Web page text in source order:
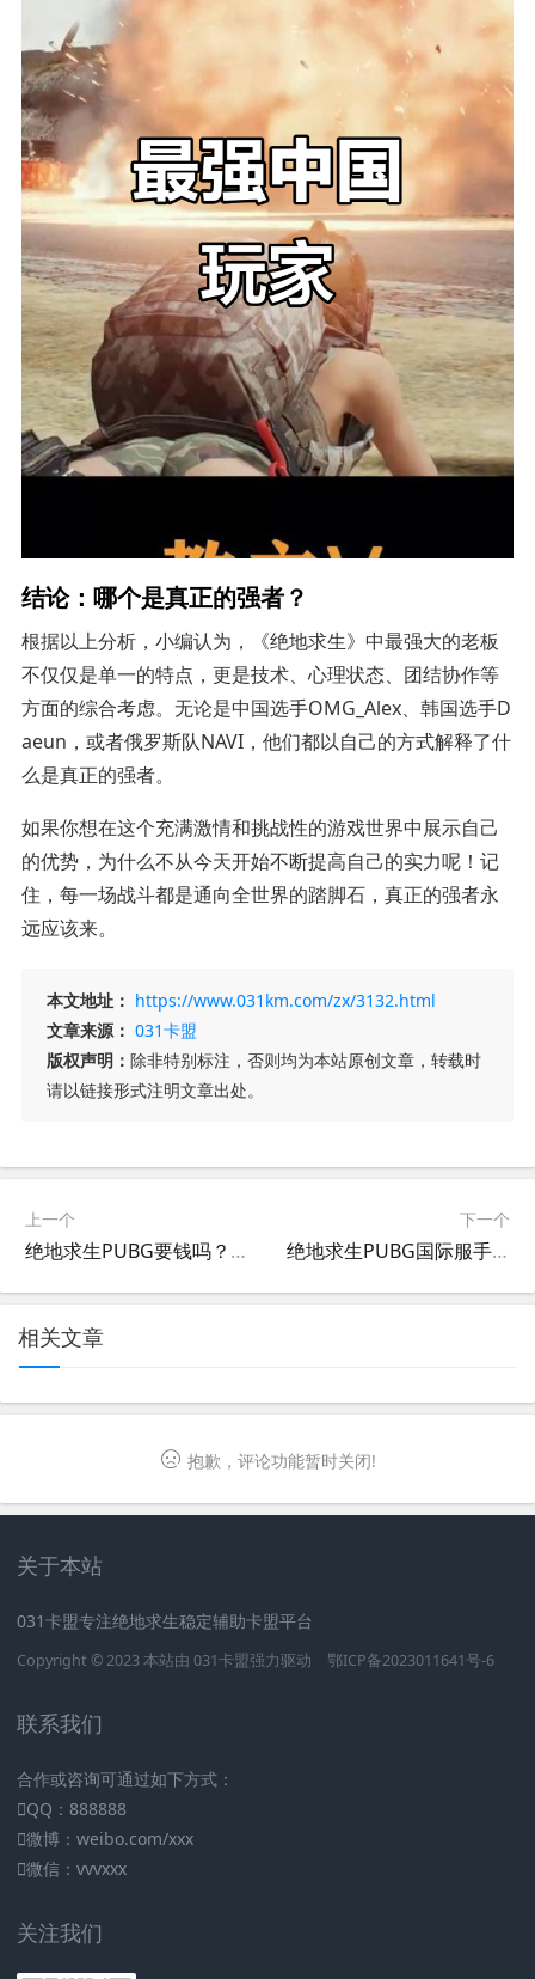
结论：哪个是真正的强者？
根据以上分析，小编认为，《绝地求生》中最强大的老板
不仅仅是单一的特点，更是技术、心理状态、团结协作等
方面的综合考虑。无论是中国选手OMG_Alex、韩国选手D
aeun，或者俄罗斯队NAVI，他们都以自己的方式解释了什
么是真正的强者。
如果你想在这个充满激情和挑战性的游戏世界中展示自己
的优势，为什么不从今天开始不断提高自己的实力呢！记
住，每一场战斗都是通向全世界的踏脚石，真正的强者永
远应该来。
本文地址： https://www.031km.com/zx/3132.html
文章来源： 031卡盟
版权声明： 除非特别标注，否则均为本站原创文章，转载时
请以链接形式注明文章出处。
上一个
绝地求生PUBG要钱吗？-玩绝地求生PUBG需要花钱吗？
下一个
绝地求生PUBG国际服手游下载，全球玩家都在玩-PUBG国际服手游攻略：新手必看的入门技巧
相关文章
抱歉，评论功能暂时关闭!
关于本站
031卡盟专注绝地求生稳定辅助卡盟平台
Copyright © 2023 本站由 031卡盟强力驱动 鄂ICP备2023011641号-6
联系我们
合作或咨询可通过如下方式：
QQ：888888
微博：weibo.com/xxx
微信：vvvxxx
关注我们